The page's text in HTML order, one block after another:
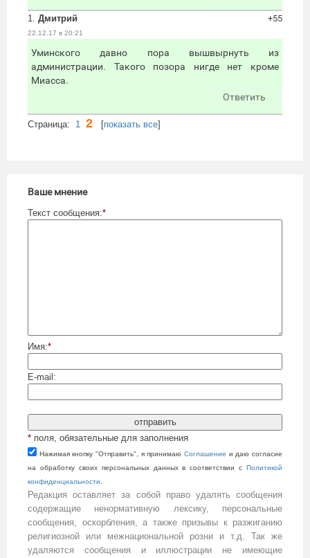
1. Дмитрий
22.12.17 в 20:21
+55
Уминского давно пора вышвырнуть из
администрации. Такого позора нигде нет кроме
Миасса.
Ответить
Cтраница: 1 2 [показать все]
Ваше мнение
Текст сообщения:*
Имя:*
E-mail:
* поля, обязательные для заполнения
Нажимая кнопку "Отправить", я принимаю Cоглашение и даю согласие
на обработку своих персональных данных в соответствии с Политикой
конфиденциальности.
Редакция оставляет за собой право удалять сообщения
содержащие ненормативную лексику, персональные
сообщения, оскорбления, а также призывы к разжиганию
религиозной или межнациональной розни и т.д. Так же
удаляются сообщения и иллюстрации не имеющие